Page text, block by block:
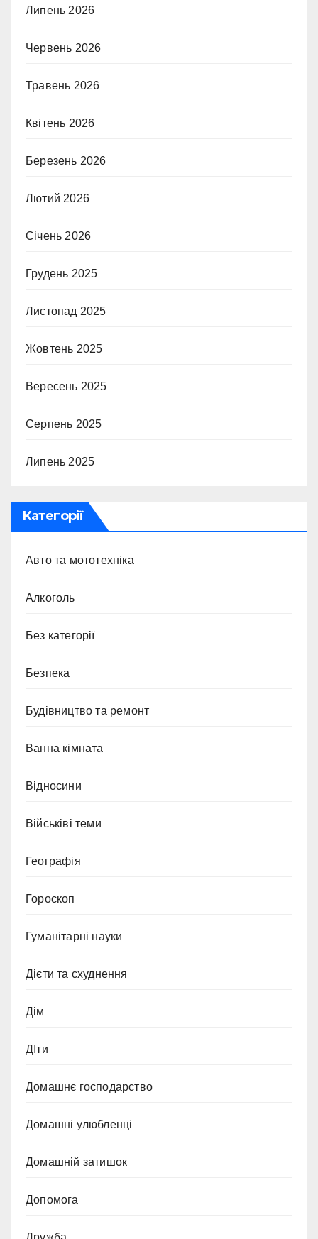
Липень 2026
Червень 2026
Травень 2026
Квітень 2026
Березень 2026
Лютий 2026
Січень 2026
Грудень 2025
Листопад 2025
Жовтень 2025
Вересень 2025
Серпень 2025
Липень 2025
Категорії
Авто та мототехніка
Алкоголь
Без категорії
Безпека
Будівництво та ремонт
Ванна кімната
Відносини
Військіві теми
Географія
Гороскоп
Гуманітарні науки
Дієти та схуднення
Дім
ДІти
Домашнє господарство
Домашні улюбленці
Домашній затишок
Допомога